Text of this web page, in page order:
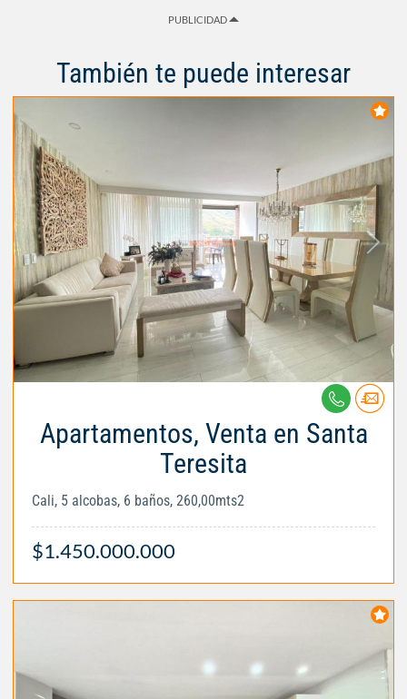
PUBLICIDAD
También te puede interesar
Apartamentos, Venta en Santa
Teresita
Cali, 5 alcobas, 6 baños, 260,00mts2
$1.450.000.000